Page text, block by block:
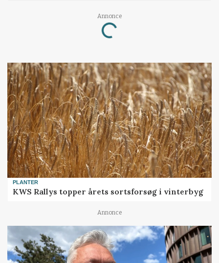
Annonce
Loading...
PLANTER
KWS Rallys topper årets sortsforsøg i vinterbyg
Annonce